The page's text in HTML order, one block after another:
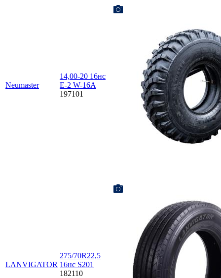
Neumaster
14,00-20 16нс
E-2 W-16A
197101
LANVIGATOR
275/70R22,5
16нc S201
182110